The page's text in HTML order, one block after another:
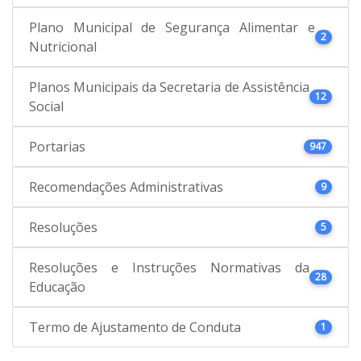
Plano Municipal de Segurança Alimentar e
Nutricional
2
Planos Municipais da Secretaria de Assistência
Social
12
Portarias 947
Recomendações Administrativas 9
Resoluções 5
Resoluções e Instruções Normativas da
Educação
28
Termo de Ajustamento de Conduta 1